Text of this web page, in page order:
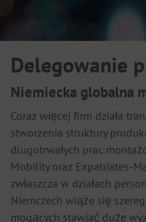
Delegowanie
Niemiecka globalna
Coraz więcej firm działa
stworzenia struktury
dlugotrwałych prac
Mobility oraz Expatriates-
zwłaszcza w działach
Niemczech wiąże się
mogących stawiać duże